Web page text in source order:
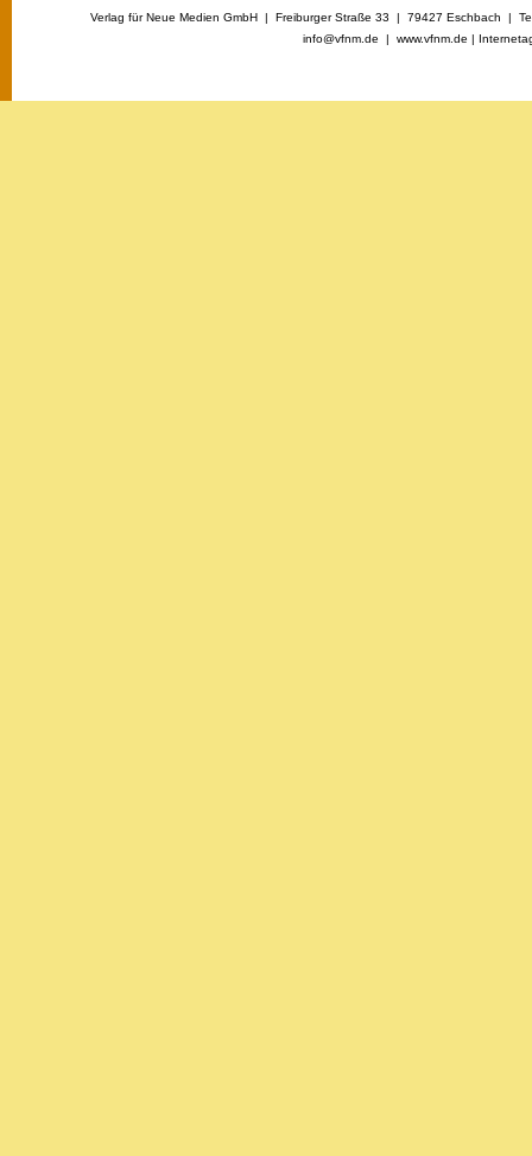
Verlag für Neue Medien GmbH | Freiburger Straße 33 | 79427 Eschbach |
info@vfnm.de | www.vfnm.de |